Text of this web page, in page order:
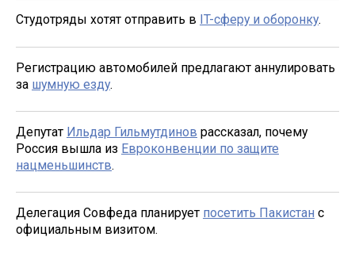
Студотряды хотят отправить в IT-сферу и оборонку.
Регистрацию автомобилей предлагают аннулировать
за шумную езду.
Депутат Ильдар Гильмутдинов рассказал, почему
Россия вышла из Евроконвенции по защите
нацменьшинств.
Делегация Совфеда планирует посетить Пакистан с
официальным визитом.